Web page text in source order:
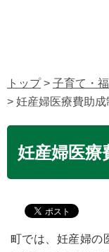
トップ> 子育て・
> 妊産婦医療費助成
妊産婦医療
町では、妊産婦の